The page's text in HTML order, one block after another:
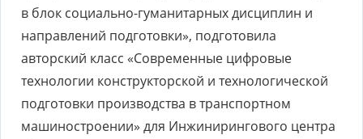
в блок социально-гуманитарных дисциплин и
направлений подготовки», подготовила
авторский класс «Современные цифровые
технологии конструкторской и технологической
подготовки производства в транспортном
машиностроении» для Инжинирингового центра